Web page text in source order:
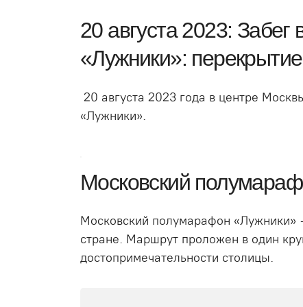
20 августа 2023:
«Лужники»:
20 августа 2023 года в центре
«Лужники».
Московский
Московский полумарафон «Лужники»
стране. Маршрут проложен в один
достопримечательности столицы.